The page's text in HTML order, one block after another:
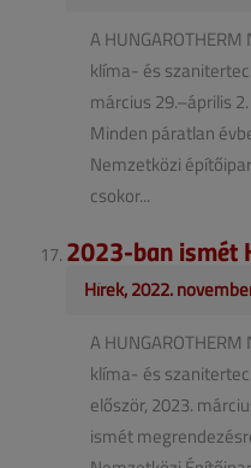
A
klíma- és
március 29.–április
Minden páratlan
Nemzetközi
csokor...
2023-ban ismét
Hírek, 2022.
A
klíma- és
először, 2023.
ismét